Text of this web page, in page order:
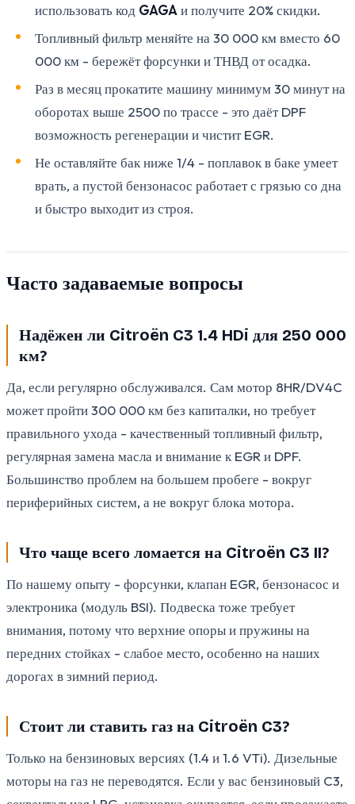
использовать код GAGA и получите 20% скидки.
Топливный фильтр меняйте на 30 000 км вместо 60
000 км - бережёт форсунки и ТНВД от осадка.
Раз в месяц прокатите машину минимум 30 минут на
оборотах выше 2500 по трассе - это даёт DPF
возможность регенерации и чистит EGR.
Не оставляйте бак ниже 1/4 - поплавок в баке умеет
врать, а пустой бензонасос работает с грязью со дна
и быстро выходит из строя.
Часто задаваемые вопросы
Надёжен ли Citroën C3 1.4 HDi для 250 000
км?
Да, если регулярно обслуживался. Сам мотор 8HR/DV4C
может пройти 300 000 км без капиталки, но требует
правильного ухода - качественный топливный фильтр,
регулярная замена масла и внимание к EGR и DPF.
Большинство проблем на большем пробеге - вокруг
периферийных систем, а не вокруг блока мотора.
Что чаще всего ломается на Citroën C3 II?
По нашему опыту - форсунки, клапан EGR, бензонасос и
электроника (модуль BSI). Подвеска тоже требует
внимания, потому что верхние опоры и пружины на
передних стойках - слабое место, особенно на наших
дорогах в зимний период.
Стоит ли ставить газ на Citroën C3?
Только на бензиновых версиях (1.4 и 1.6 VTi). Дизельные
моторы на газ не переводятся. Если у вас бензиновый C3,